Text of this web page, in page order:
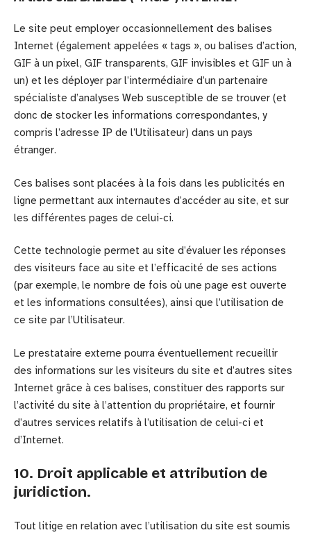
Le site peut employer occasionnellement des balises
Internet (également appelées « tags », ou balises d’action,
GIF à un pixel, GIF transparents, GIF invisibles et GIF un à
un) et les déployer par l’intermédiaire d’un partenaire
spécialiste d’analyses Web susceptible de se trouver (et
donc de stocker les informations correspondantes, y
compris l’adresse IP de l’Utilisateur) dans un pays
étranger.
Ces balises sont placées à la fois dans les publicités en
ligne permettant aux internautes d’accéder au site, et sur
les différentes pages de celui-ci.
Cette technologie permet au site d’évaluer les réponses
des visiteurs face au site et l’efficacité de ses actions
(par exemple, le nombre de fois où une page est ouverte
et les informations consultées), ainsi que l’utilisation de
ce site par l’Utilisateur.
Le prestataire externe pourra éventuellement recueillir
des informations sur les visiteurs du site et d’autres sites
Internet grâce à ces balises, constituer des rapports sur
l’activité du site à l’attention du propriétaire, et fournir
d’autres services relatifs à l’utilisation de celui-ci et
d’Internet.
10. Droit applicable et attribution de
juridiction.
Tout litige en relation avec l’utilisation du site est soumis